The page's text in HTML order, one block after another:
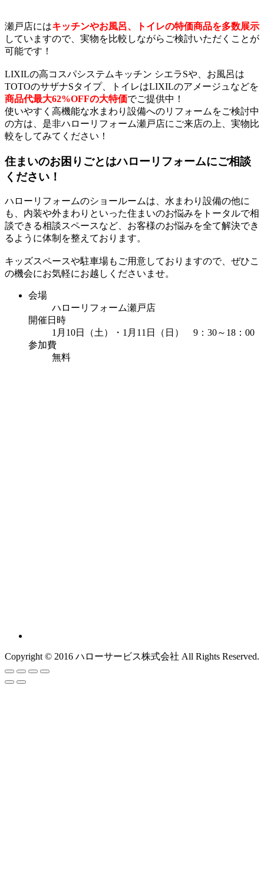
瀬戸店にはキッチンやお風呂、トイレの特価商品を多数展示
していますので、実物を比較しながらご検討いただくことが
可能です！
LIXILの高コスパシステムキッチン シエラSや、お風呂は
TOTOのサザナSタイプ、トイレはLIXILのアメージュなどを
商品代最大62%OFFの大特価でご提供中！
使いやすく高機能な水まわり設備へのリフォームをご検討中
の方は、是非ハローリフォーム瀬戸店にご来店の上、実物比
較をしてみてください！
住まいのお困りごとはハローリフォームにご相談
ください！
ハローリフォームのショールームは、水まわり設備の他に
も、内装や外まわりといった住まいのお悩みをトータルで相
談できる相談スペースなど、お客様のお悩みを全て解決でき
るように体制を整えております。
キッズスペースや駐車場もご用意しておりますので、ぜひこ
の機会にお気軽にお越しくださいませ。
会場
ハローリフォーム瀬戸店
開催日時
1月10日（土）・1月11日（日） 9：30～18：00
参加費
無料
Copyright © 2016 ハローサービス株式会社 All Rights Reserved.